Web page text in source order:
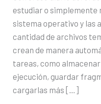
estudiar o simplemente
sistema operativo y las
cantidad de archivos
crean de manera
tareas, como
ejecución, guardar
cargarlas más […]